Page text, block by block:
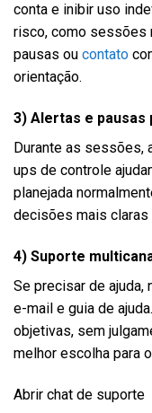
conta e inibir uso
risco, como sessões
pausas ou contato
orientação.
3) Alertas e pausas
Durante as sessões,
ups de controle
planejada
decisões mais claras
4) Suporte
Se precisar de
e-mail e guia de
objetivas, sem
melhor escolha para
Abrir chat de suporte